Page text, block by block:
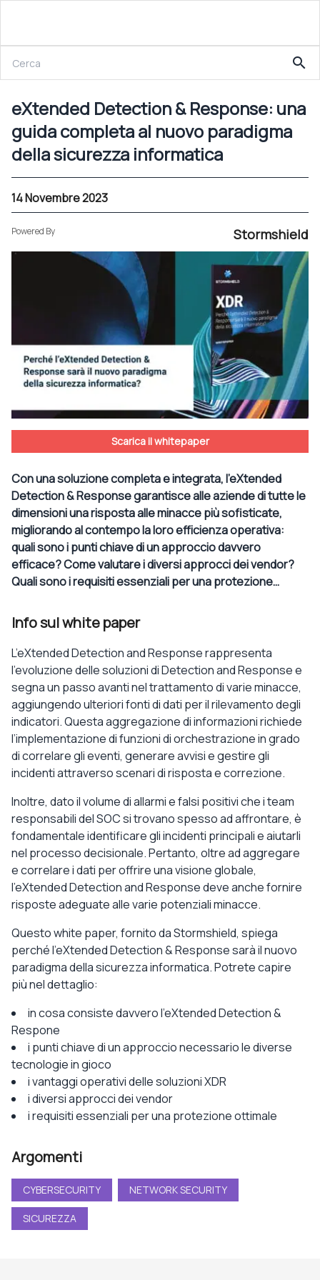
eXtended Detection & Response: una guida completa al nuovo paradigma della sicurezza informatica
search
eXtended Detection & Response: una
guida completa al nuovo paradigma
della sicurezza informatica
14 Novembre 2023
Powered By Stormshield
Scarica il whitepaper
Con una soluzione completa e integrata, l’eXtended
Detection & Response garantisce alle aziende di tutte le
dimensioni una risposta alle minacce più sofisticate,
migliorando al contempo la loro efficienza operativa:
quali sono i punti chiave di un approccio davvero
efficace? Come valutare i diversi approcci dei vendor?
Quali sono i requisiti essenziali per una protezione…
Info sul white paper
L’eXtended Detection and Response rappresenta
l’evoluzione delle soluzioni di Detection and Response e
segna un passo avanti nel trattamento di varie minacce,
aggiungendo ulteriori fonti di dati per il rilevamento degli
indicatori. Questa aggregazione di informazioni richiede
l’implementazione di funzioni di orchestrazione in grado
di correlare gli eventi, generare avvisi e gestire gli
incidenti attraverso scenari di risposta e correzione.
Inoltre, dato il volume di allarmi e falsi positivi che i team
responsabili del SOC si trovano spesso ad affrontare, è
fondamentale identificare gli incidenti principali e aiutarli
nel processo decisionale. Pertanto, oltre ad aggregare
e correlare i dati per offrire una visione globale,
l’eXtended Detection and Response deve anche fornire
risposte adeguate alle varie potenziali minacce.
Questo white paper, fornito da Stormshield, spiega
perché l’eXtended Detection & Response sarà il nuovo
paradigma della sicurezza informatica. Potrete capire
più nel dettaglio:
in cosa consiste davvero l’eXtended Detection &
Respone
i punti chiave di un approccio necessario le diverse
tecnologie in gioco
i vantaggi operativi delle soluzioni XDR
i diversi approcci dei vendor
i requisiti essenziali per una protezione ottimale
Argomenti
CYBERSECURITY NETWORK SECURITY
SICUREZZA